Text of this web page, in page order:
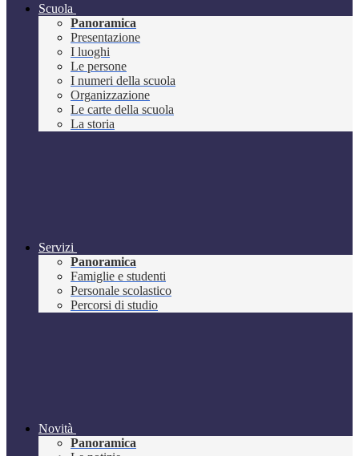
Scuola
Panoramica
Presentazione
I luoghi
Le persone
I numeri della scuola
Organizzazione
Le carte della scuola
La storia
Servizi
Panoramica
Famiglie e studenti
Personale scolastico
Percorsi di studio
Novità
Panoramica